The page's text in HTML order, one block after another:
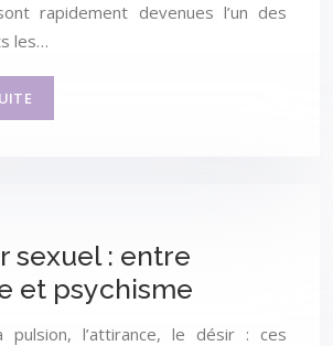
rapidement devenues l’un des
les…
sexuel : entre
et psychisme
pulsion, l’attirance, le désir : ces